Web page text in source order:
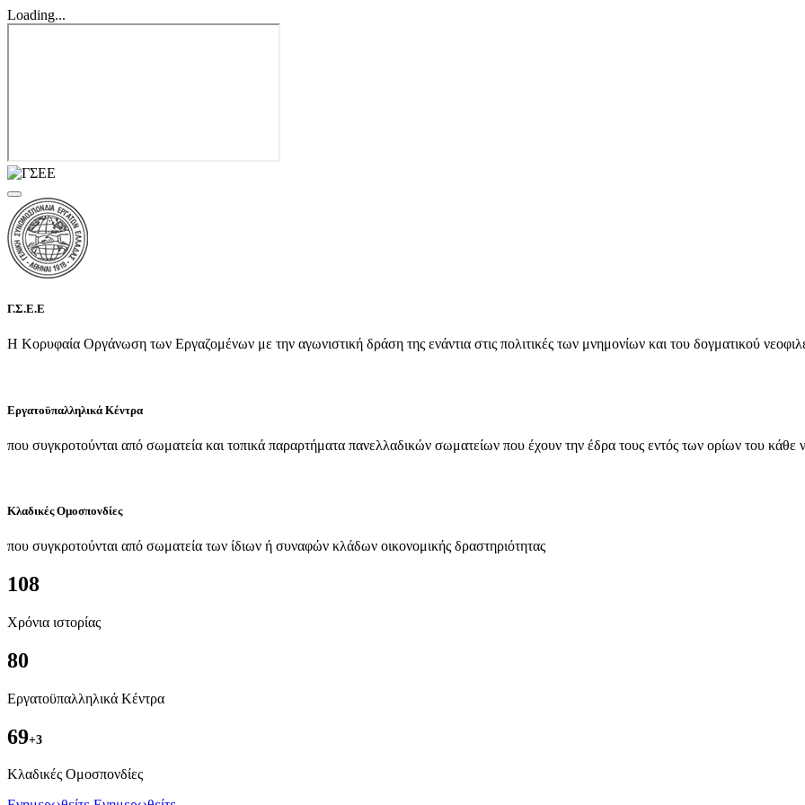
Loading...
Γ.Σ.Ε.Ε
Η Κορυφαία Οργάνωση των Εργαζομένων με την αγωνιστική δράση της ενάντια στις πολιτικές των μνημονίων και του δογματικού
Εργατοϋπαλληλικά Κέντρα
που συγκροτούνται από σωματεία και τοπικά παραρτήματα πανελλαδικών σωματείων που έχουν την έδρα τους εντός των ορίων του κάθε
Κλαδικές Ομοσπονδίες
που συγκροτούνται από σωματεία των ίδιων ή συναφών κλάδων οικονομικής δραστηριότητας
108
Χρόνια ιστορίας
80
Εργατοϋπαλληλικά Κέντρα
69+3
Kλαδικές Ομοσπονδίες